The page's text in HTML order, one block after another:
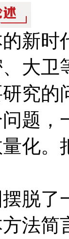
新时
大卫
究的
题，
化。
脱了
法简